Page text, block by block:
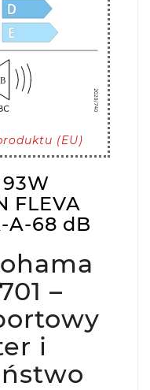
(EU)
93W
FLEVA
A-68 dB
–
i